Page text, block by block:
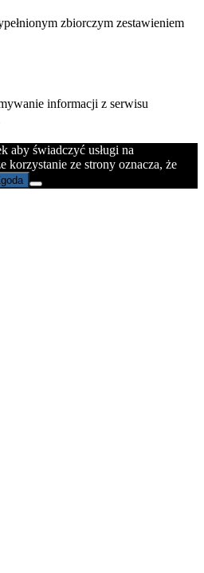
zbiorczym zestawieniem
informacji z serwisu
aby świadczyć usługi na
korzystanie ze strony oznacza, że